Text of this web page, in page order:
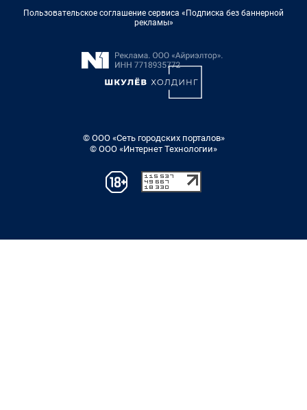
Пользовательское соглашение сервиса «Подписка без баннерной
рекламы»
© ООО «Сеть городских порталов»
© ООО «Интернет Технологии»